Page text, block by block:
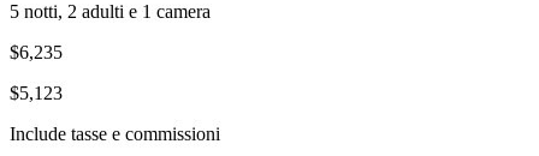
5 notti, 2 adulti e 1 camera
$6,235
$5,123
Include tasse e commissioni